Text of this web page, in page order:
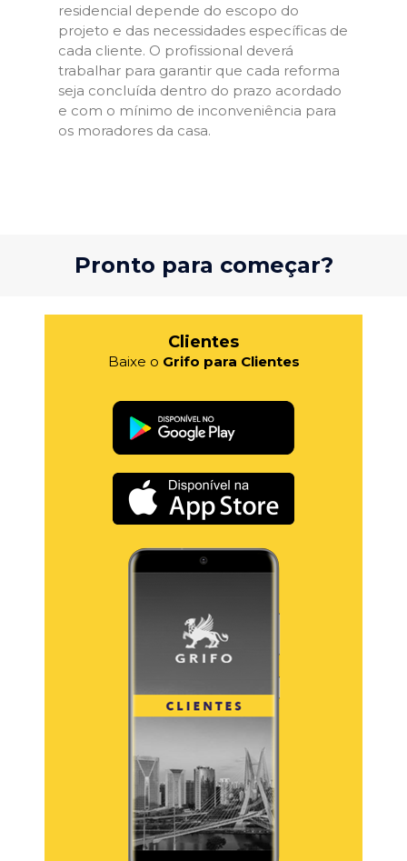
residencial depende do escopo do
projeto e das necessidades específicas de
cada cliente. O profissional deverá
trabalhar para garantir que cada reforma
seja concluída dentro do prazo acordado
e com o mínimo de inconveniência para
os moradores da casa.
Pronto para começar?
Clientes
Baixe o Grifo para Clientes